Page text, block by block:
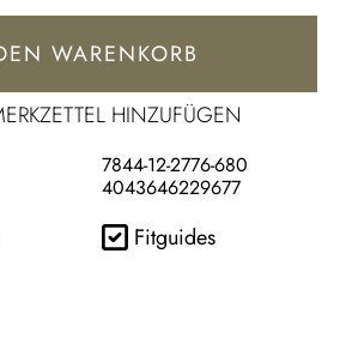
WARENKORB
HINZUFÜGEN
7844-12-2776-680
4043646229677
Fitguides